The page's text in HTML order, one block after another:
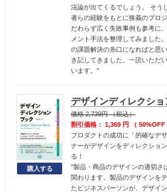
法論が出てくるでしょう。 そう
者らの経験をもとに狭義のプロ
だわらず広く失敗事例も参考に
メント手法を整理してみました
の課題解決の糸口になればと思
き記してきました。一読いただ
います。"
デザインディレクショ
価格 2,739円 （税込）
割引価格： 1,369 円 （ 50%OFF
プロダクトの成功に「的確なデ
ナーがデザインをディレクショ
る！
"製品・商品のデザインの適切さ
関わります。製品のデザインを
たビジネスパーソンが、デザイ